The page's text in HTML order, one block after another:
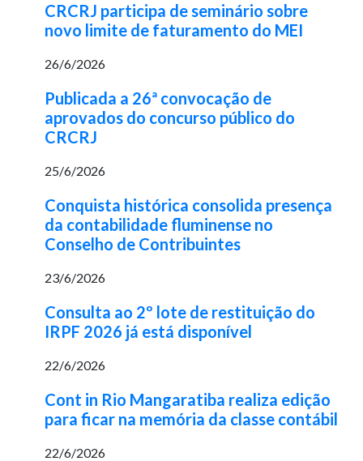
CRCRJ participa de seminário sobre
novo limite de faturamento do MEI
26/6/2026
Publicada a 26ª convocação de
aprovados do concurso público do
CRCRJ
25/6/2026
Conquista histórica consolida presença
da contabilidade fluminense no
Conselho de Contribuintes
23/6/2026
Consulta ao 2º lote de restituição do
IRPF 2026 já está disponível
22/6/2026
Cont in Rio Mangaratiba realiza edição
para ficar na memória da classe contábil
22/6/2026